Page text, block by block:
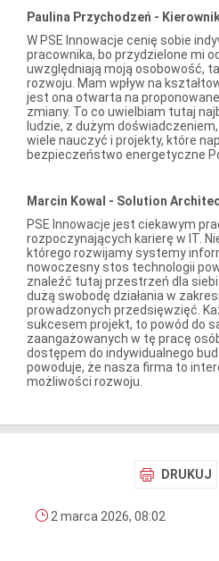
Paulina Przychodzeń -
W PSE Innowacje cenię sobie
pracownika, bo przydzielone mi
uwzględniają moją osobowość,
rozwoju. Mam wpływ na
jest ona otwarta na
zmiany. To co uwielbiam tutaj
ludzie, z dużym
wiele nauczyć i projekty, które
bezpieczeństwo energetyczne
Marcin Kowal - Solution
PSE Innowacje jest ciekawym
rozpoczynających karierę w IT.
którego rozwijamy systemy
nowoczesny stos technologii
znaleźć tutaj przestrzeń dla
dużą swobodę działania w
prowadzonych przedsięwzięć.
sukcesem projekt, to powód do
zaangażowanych w tę pracę
dostępem do indywidualnego
powoduje, że nasza firma to
możliwości rozwoju.
DRUKUJ
2 marca 2026, 08:02